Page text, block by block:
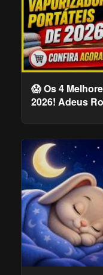
😱 Os 4
2026! Adeus